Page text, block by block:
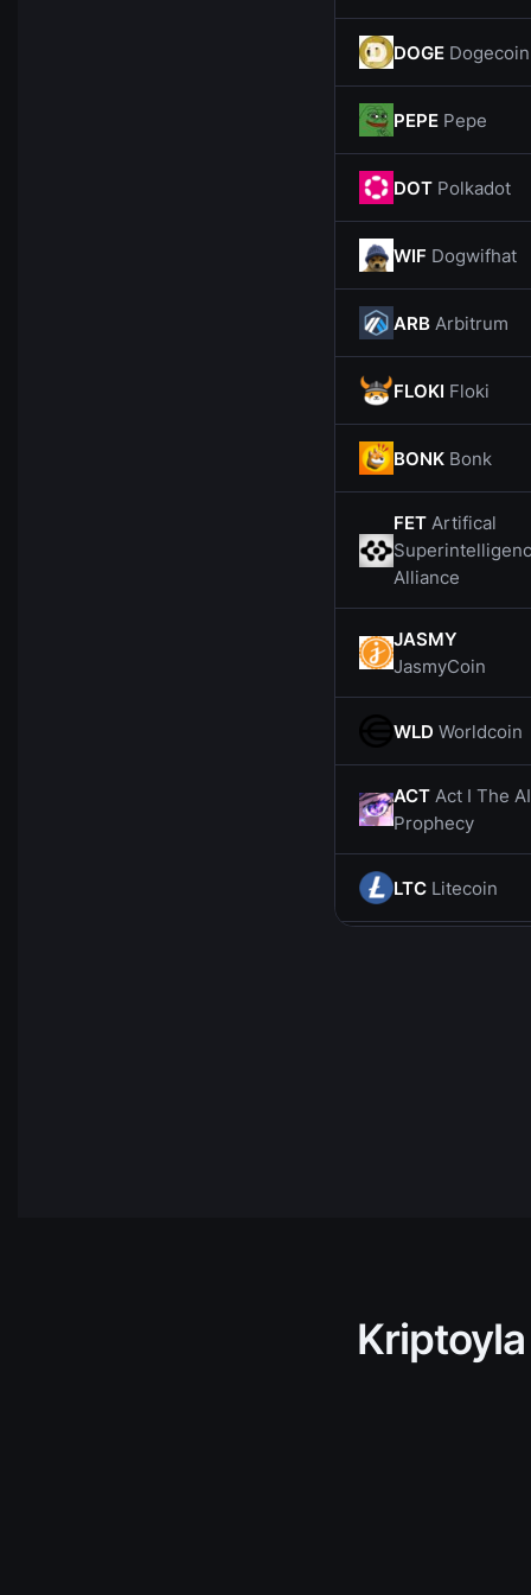
DOGE Dogecoin
PEPE Pepe
DOT Polkadot
WIF Dogwifhat
ARB Arbitrum
FLOKI Floki
BONK Bonk
FET Artifical
Alliance
JASMY
JasmyCoin
WLD Worldcoin
ACT Act I The AI
Prophecy
LTC Litecoin